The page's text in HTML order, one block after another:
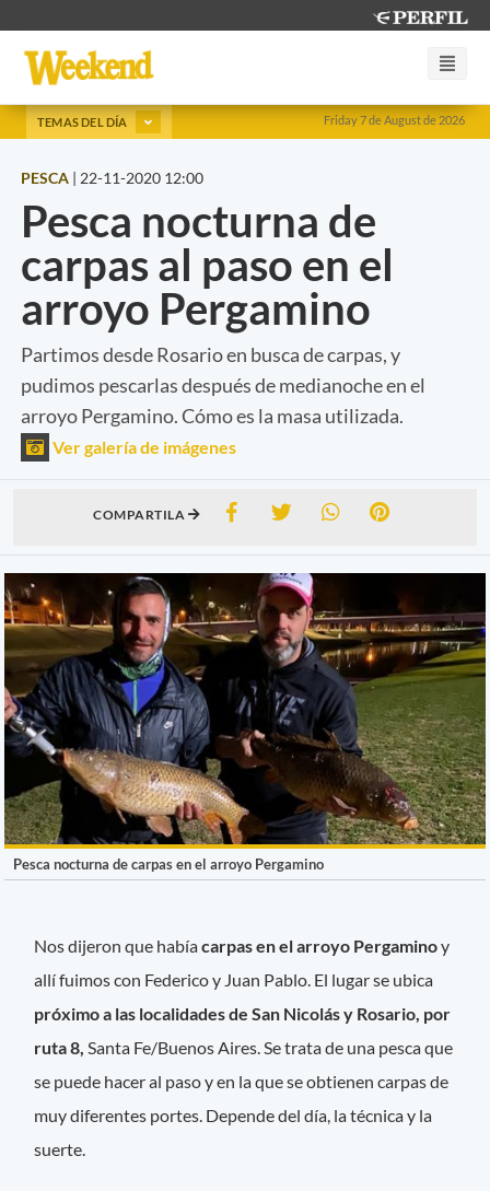
Friday 7 de August de 2026
TEMAS DEL DÍA
PESCA | 22-11-2020 12:00
Pesca nocturna de
carpas al paso en el
arroyo Pergamino
Partimos desde Rosario en busca de carpas, y
pudimos pescarlas después de medianoche en el
arroyo Pergamino. Cómo es la masa utilizada.
Ver galería de imágenes
COMPARTILA
Pesca nocturna de carpas en el arroyo Pergamino
Nos dijeron que habíacarpas en el arroyo Pergaminoy
allí fuimos con Federico y Juan Pablo. El lugar se ubica
próximo a las localidades de San Nicolás y Rosario, por
ruta 8, Santa Fe/Buenos Aires. Se trata de una pesca que
se puede hacer al paso y en la que se obtienen carpas de
muy diferentes portes. Depende del día, la técnica y la
suerte.